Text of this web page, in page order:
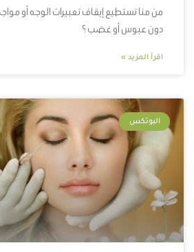
من منا تستطيع إيقاف تعبيرات الوجه أو
دون عبوس أو غضب ؟
اقرأ المزيد »
البوتكس